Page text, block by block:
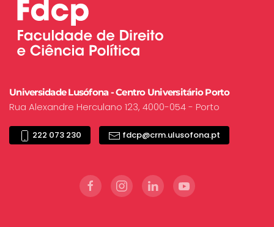
Universidade Lusófona - Centro Universitário Porto
Rua Alexandre Herculano 123, 4000-054 - Porto
222 073 230 fdcp@crm.ulusofona.pt